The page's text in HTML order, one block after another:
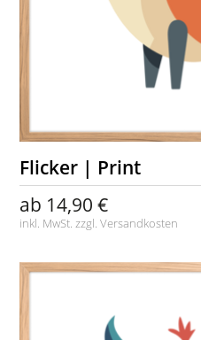
Flicker | Print
ab 14,90 €
inkl. MwSt. zzgl.Versandkosten